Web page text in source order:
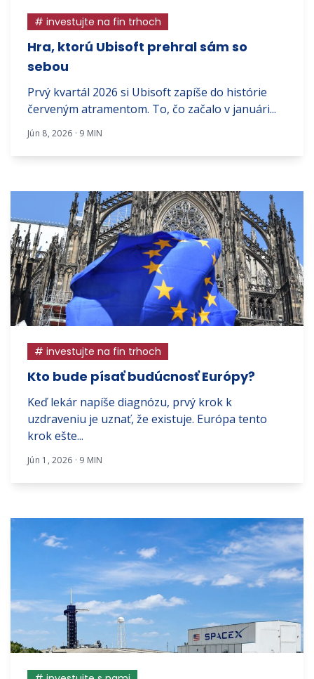
# investujte na fin trhoch
Hra, ktorú Ubisoft prehral sám so
sebou
Prvý kvartál 2026 si Ubisoft zapíše do histórie
červeným atramentom. To, čo začalo v januári...
Jún 8, 2026 · 9 MIN
# investujte na fin trhoch
Kto bude písať budúcnosť Európy?
Keď lekár napíše diagnózu, prvý krok k
uzdraveniu je uznať, že existuje. Európa tento
krok ešte...
Jún 1, 2026 · 9 MIN